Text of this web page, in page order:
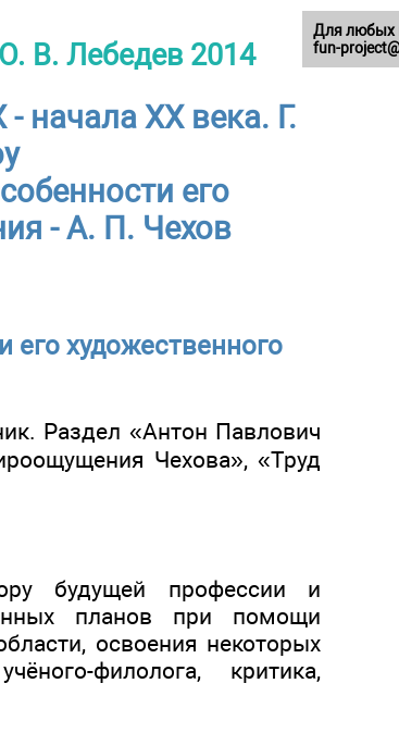
В. Лебедев 2014
начала XX века. Г.
его
- А. П. Чехов
его художественного
Раздел «Антон Павлович
Чехова», «Труд
будущей профессии и
планов при помощи
освоения некоторых
филолога, критика,
Для любых
fun-